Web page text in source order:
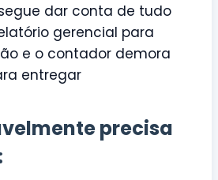
dar conta de tudo
gerencial para
e o contador demora
entregar
precisa